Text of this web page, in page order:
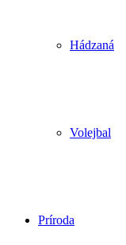
Hádzaná
Volejbal
Príroda